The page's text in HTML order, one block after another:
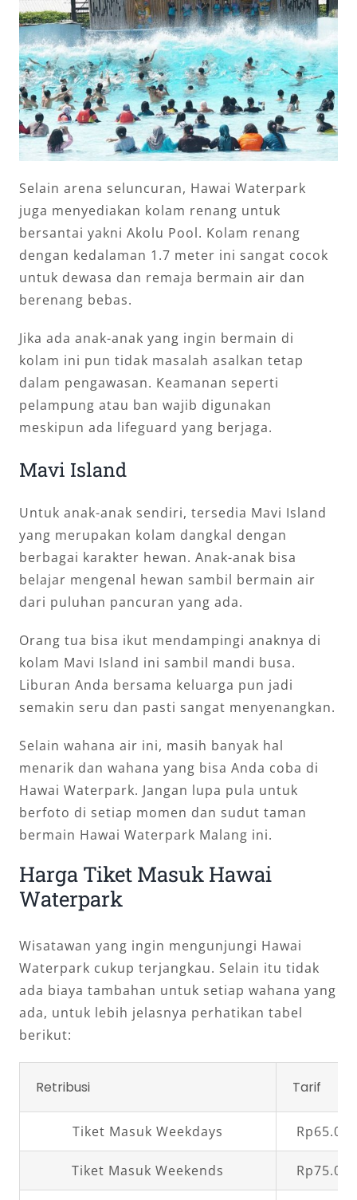
Selain arena seluncuran, Hawai Waterpark
juga menyediakan kolam renang untuk
bersantai yakni Akolu Pool. Kolam renang
dengan kedalaman 1.7 meter ini sangat cocok
untuk dewasa dan remaja bermain air dan
berenang bebas.
Jika ada anak-anak yang ingin bermain di
kolam ini pun tidak masalah asalkan tetap
dalam pengawasan. Keamanan seperti
pelampung atau ban wajib digunakan
meskipun ada lifeguard yang berjaga.
Mavi Island
Untuk anak-anak sendiri, tersedia Mavi Island
yang merupakan kolam dangkal dengan
berbagai karakter hewan. Anak-anak bisa
belajar mengenal hewan sambil bermain air
dari puluhan pancuran yang ada.
Orang tua bisa ikut mendampingi anaknya di
kolam Mavi Island ini sambil mandi busa.
Liburan Anda bersama keluarga pun jadi
semakin seru dan pasti sangat menyenangkan.
Selain wahana air ini, masih banyak hal
menarik dan wahana yang bisa Anda coba di
Hawai Waterpark. Jangan lupa pula untuk
berfoto di setiap momen dan sudut taman
bermain Hawai Waterpark Malang ini.
Harga Tiket Masuk Hawai
Waterpark
Wisatawan yang ingin mengunjungi Hawai
Waterpark cukup terjangkau. Selain itu tidak
ada biaya tambahan untuk setiap wahana yang
ada, untuk lebih jelasnya perhatikan tabel
berikut:
Retribusi Tarif
Tiket Masuk Weekdays
Tiket Masuk Weekends